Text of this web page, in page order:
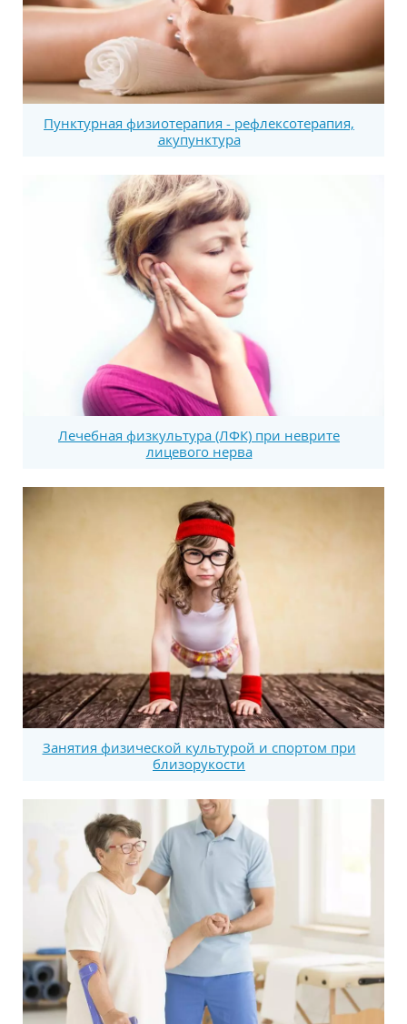
Пунктурная физиотерапия - рефлексотерапия,
акупунктура
Лечебная физкультура (ЛФК) при неврите
лицевого нерва
Занятия физической культурой и спортом при
близорукости